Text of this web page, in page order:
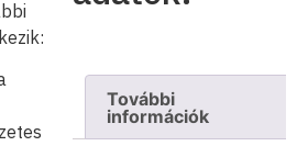
További
információk